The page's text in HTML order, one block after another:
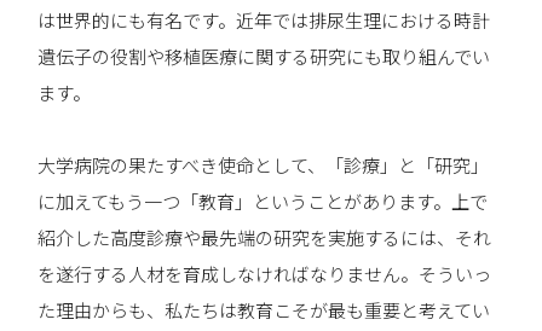
は世界的にも有名です。近年では排尿生理における時計
遺伝子の役割や移植医療に関する研究にも取り組んでい
ます。
大学病院の果たすべき使命として、「診療」と「研究」
に加えてもう一つ「教育」ということがあります。上で
紹介した高度診療や最先端の研究を実施するには、それ
を遂行する人材を育成しなければなりません。そういっ
た理由からも、私たちは教育こそが最も重要と考えてい